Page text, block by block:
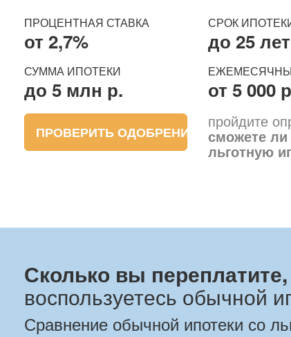
ПРОЦЕНТНАЯСТАВКА
от 2,7%
СРОК
до 25 лет
СУММА ИПОТЕКИ
до 5 млн р. от 5 000
ПРОВЕРИТЬ ОДОБРЕНИЕ
пройдите
сможете
льготную
Сколько вы
воспользуетесь обычной
Сравнение обычной ипотеки со